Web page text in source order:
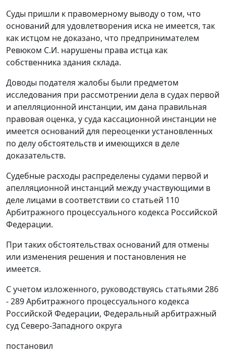
Суды пришли к правомерному выводу о том, что
оснований для удовлетворения иска не имеется, так
как истцом не доказано, что предпринимателем
Ревюком С.И. нарушены права истца как
собственника здания склада.
Доводы подателя жалобы были предметом
исследования при рассмотрении дела в судах первой
и апелляционной инстанции, им дана правильная
правовая оценка, у суда кассационной инстанции не
имеется оснований для переоценки установленных
по делу обстоятельств и имеющихся в деле
доказательств.
Судебные расходы распределены судами первой и
апелляционной инстанций между участвующими в
деле лицами в соответствии со статьей 110
Арбитражного процессуального кодекса Российской
Федерации.
При таких обстоятельствах оснований для отмены
или изменения решения и постановления не
имеется.
С учетом изложенного, руководствуясь статьями 286
- 289Арбитражного процессуального кодекса
Российской Федерации, Федеральный арбитражный
суд Северо-Западного округа
постановил